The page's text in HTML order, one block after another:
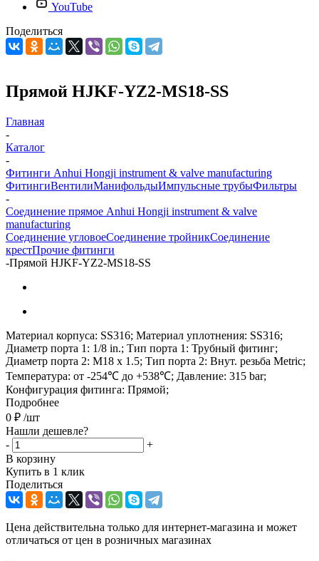
YouTube
Поделиться
Прямой HJKF-YZ2-MS18-SS
Главная
-
Каталог
-
Фитинги Anhui Hongji instrument & valve manufacturing
ФитингиВентилиМанифольдыИмпульсные трубыФильтры
-
Соединение прямое Anhui Hongji instrument & valve
manufacturing
Соединение угловоеСоединение тройникСоединение
крестПрочие фитинги
-Прямой HJKF-YZ2-MS18-SS
Материал корпуса: SS316; Материал уплотнения: SS316;
Диаметр порта 1: 1/8 in.; Тип порта 1: Трубный фитинг;
Диаметр порта 2: M18 x 1.5; Тип порта 2: Внут. резьба Metric;
Температура: от -254℃ до +538℃; Давление: 315 bar;
Конфигурация фитинга: Прямой;
Подробнее
0 ₽ /шт
Нашли дешевле?
-
+
В корзину
Купить в 1 клик
Поделиться
Цена действительна только для интернет-магазина и может
отличаться от цен в розничных магазинах